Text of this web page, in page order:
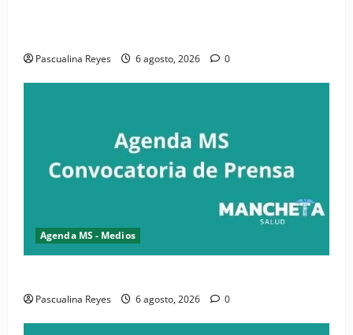
Pascualina Reyes 6 agosto, 2026 0
Agenda MS - Medios
Pascualina Reyes 6 agosto, 2026 0